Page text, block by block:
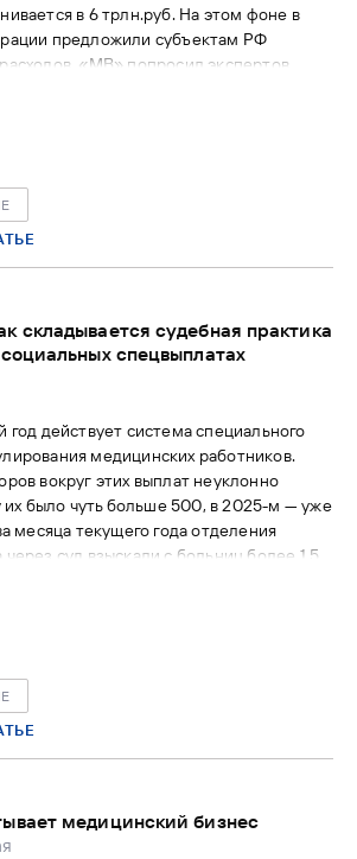
в 6 трлн.руб. На этом фоне в
предложили субъектам РФ
«МВ» попросил экспертов
складывается судебная практика
спецвыплатах
год действует система специального
медицинских работников.
вокруг этих выплат неуклонно
их было чуть больше 500, в 2025-м — уже
месяца текущего года отделения
суд взыскали с больниц более 1,5
споров по социальным
медицинский бизнес